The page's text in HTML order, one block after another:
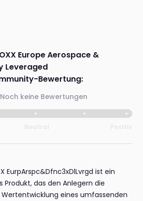
Europe Aerospace &
Leveraged
Bewertung:
Noch keine Bewertungen
EurpArspc&Dfnc3xDlLvrgd ist ein
Produkt, das den Anlegern die
eines umfassenden